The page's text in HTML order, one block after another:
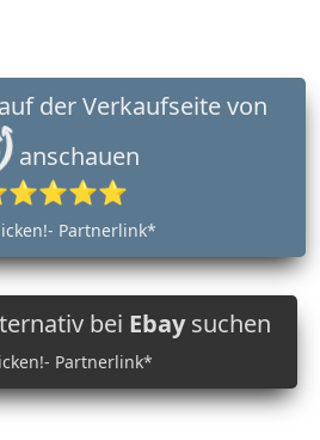
anschauen
Partnerlink*
bei Ebaysuchen
Partnerlink*